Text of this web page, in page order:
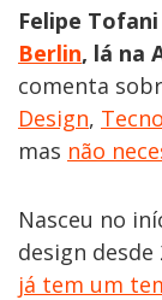
Felipe
Berlin, lá na
comenta
Design,
mas não
Nasceu no
design desde
já tem um